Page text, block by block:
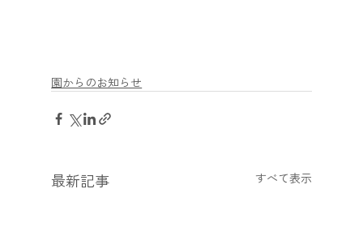
園からのお知らせ
最新記事 すべて表示